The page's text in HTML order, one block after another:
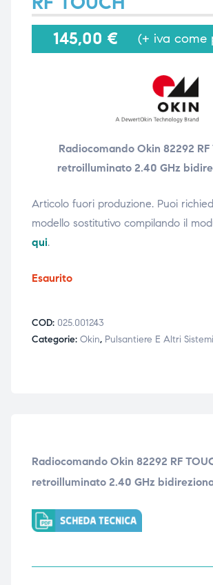
145,00 € (+ iva come
Radiocomando Okin 82292 RF
retroilluminato 2.40 GHz
Articolo fuori produzione. Puoi
modello sostitutivo compilando il
qui.
Esaurito
COD: 025.001243
Categorie: Okin, Pulsantiere E Altri
Radiocomando Okin 82292 RF
retroilluminato 2.40 GHz